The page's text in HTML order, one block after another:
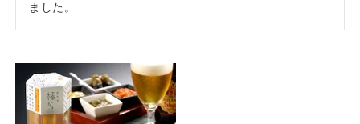
ました。